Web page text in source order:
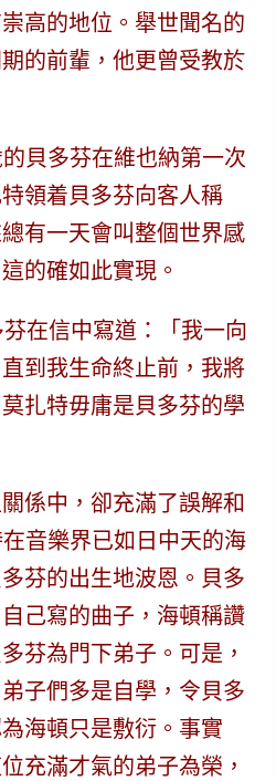
高的地位。舉世聞名的
的前輩，他更曾受教於
貝多芬在維也納第一次
領着貝多芬向客人稱
有一天會叫整個世界感
的確如此實現。
在信中寫道：「我一向
到我生命終止前，我將
扎特毋庸是貝多芬的學
係中，卻充滿了誤解和
在音樂界已如日中天的海
芬的出生地波恩。貝多
己寫的曲子，海頓稱讚
芬為門下弟子。可是，
子們多是自學，令貝多
海頓只是敷衍。事實
充滿才氣的弟子為榮，